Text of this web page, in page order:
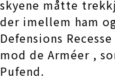
skyene måtte
der imellem ham
Defensions
mod de Arméer ,
Pufend.